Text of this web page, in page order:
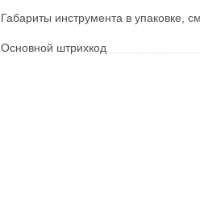
Габариты инструмента в упаковке, см
Основной штрихкод